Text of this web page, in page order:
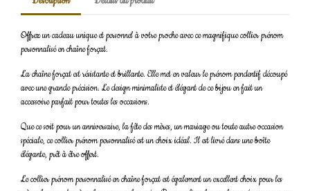
Offrez un cadeau unique et personnel à votre proche avec ce magnifique collier prénom
personnalisé en chaîne forçat.
La chaîne forçat est résistante et brillante. Elle met en valeur le prénom pendentif découpé
avec une grande précision. Le design minimaliste et élégant de ce bijou en fait un
accessoire parfait pour toutes les occasions.
Que ce soit pour un anniversaire, la fête des mères, un mariage ou toute autre occasion
spéciale, ce collier prénom personnalisé est un choix idéal. Il est livré dans une boîte
élégante, prêt à être offert.
Le collier prénom personnalisé en chaîne forçat est également un excellent choix pour les